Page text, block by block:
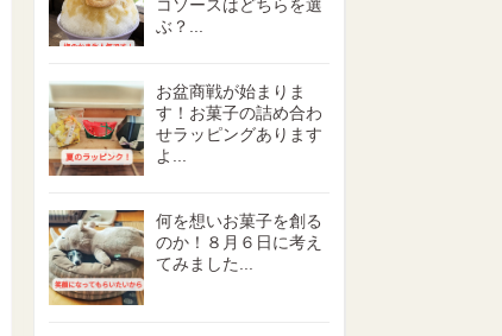
コソースはどちらを選
ぶ？...
お盆商戦が始まりま
す！お菓子の詰め合わ
せラッピングあります
よ...
何を想いお菓子を創る
のか！８月６日に考え
てみました...